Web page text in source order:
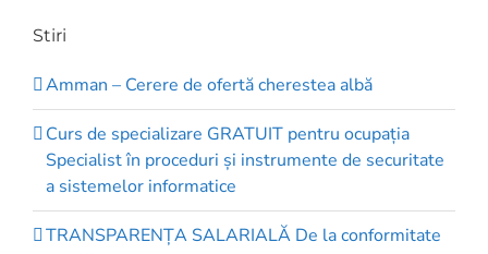
Stiri
Amman – Cerere de ofertă cherestea albă
Curs de specializare GRATUIT pentru ocupația
Specialist în proceduri și instrumente de securitate
a sistemelor informatice
TRANSPARENȚA SALARIALĂ De la conformitate